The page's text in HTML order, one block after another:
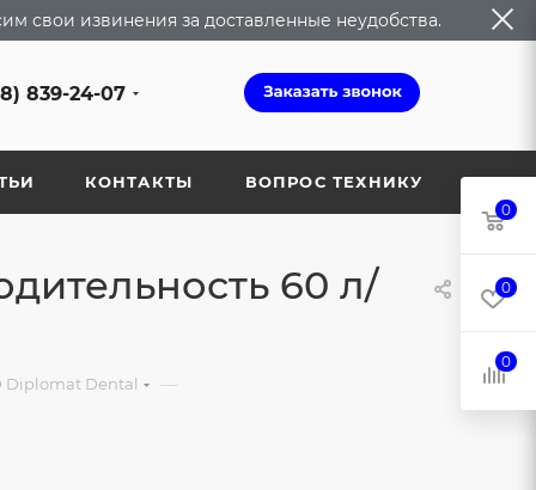
свои извинения за доставленные неудобства.
839-24-07
КОНТАКТЫ ВОПРОС ТЕХНИКУ
60 л/
Diplomat Dental —
0
0
0